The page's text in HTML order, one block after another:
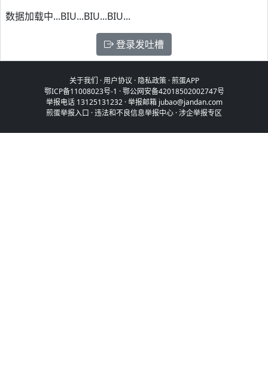
数据加载中...BIU...BIU...BIU...
登录发吐槽
关于我们 ·用户协议 · 隐私政策·煎蛋APP
鄂ICP备11008023号-1 ·鄂公网安备42018502002747号
举报电话 13125131232 · 举报邮箱 jubao@jandan.com
煎蛋举报入口 ·违法和不良信息举报中心 ·涉企举报专区